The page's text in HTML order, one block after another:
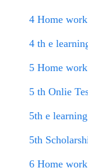
4 Home work
4 th e
5 Home work
5 th Onlie
5th e
5th
6 Home work